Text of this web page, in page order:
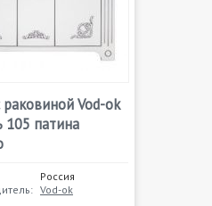
раковиной Vod-ok
105 патина
Россия
Vod-ok